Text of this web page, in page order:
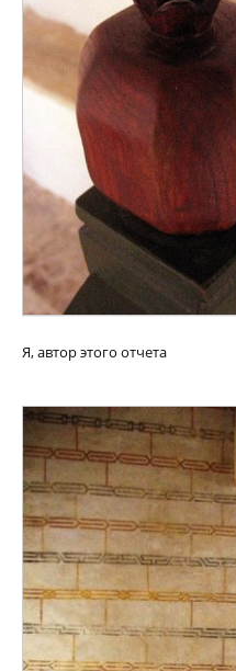
Я, автор этого отчета